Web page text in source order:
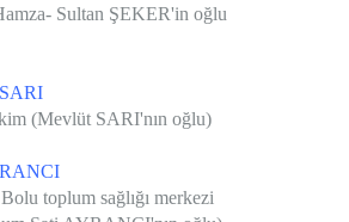
Sultan ŞEKER'in oğlu
(Mevlüt SARI'nın oğlu)
toplum sağlığı merkezi